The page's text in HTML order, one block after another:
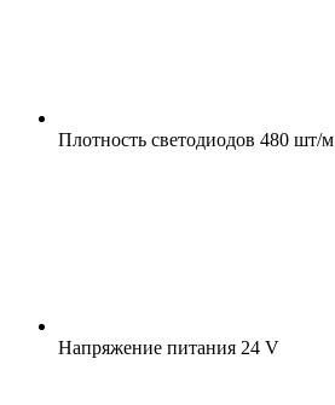
Плотность светодиодов 480 шт/м
Напряжение питания 24 V